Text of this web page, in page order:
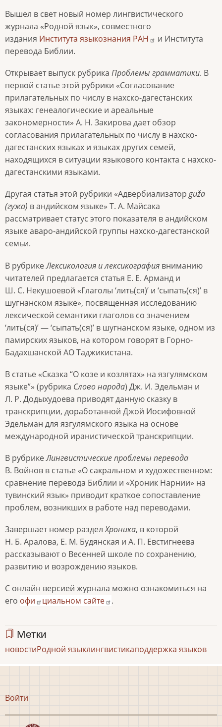
Вышел в свет новый номер лингвистического
журнала «Родной язык», совместного
издания Института языкознания РАН
и Института
перевода Библии.
Открывает выпуск рубрика Проблемы грамматики. В
первой статье этой рубрики «Согласование
прилагательных по числу в нахско-дагестанских
языках: генеалогические и ареальные
закономерности» А. Н. Закирова дает обзор
согласования прилагательных по числу в нахско-
дагестанских языках и языках других семей,
находящихся в ситуации языкового контакта с нахско-
дагестанскими языками.
Другая статья этой рубрики «Адвербиализатор guža
(гужа) в андийском языке» Т. А. Майсака
рассматривает статус этого показателя в андийском
языке аваро-андийской группы нахско-дагестанской
семьи.
В рубрикеЛексикология и лексикография вниманию
читателей предлагается статья Е. Е. Арманд и
Ш. С. Некушоевой «Глаголы ‘лить(ся)’ и ‘сыпать(ся)’ в
шугнанском языке», посвященная исследованию
лексической семантики глаголов со значением
‘лить(ся)’ — ‘сыпать(ся)’ в шугнанском языке, одном из
памирских языков, на котором говорят в Горно-
Бадахшанской АО Таджикистана.
В статье «Сказка “О козе и козлятах» на язгулямском
языке”» (рубрика Слово народа) Дж. И. Эдельман и
Л. Р. Додыхудоева приводят данную сказку в
транскрипции, доработанной Джой Иосифовной
Эдельман для язгулямского языка на основе
международной иранистической транскрипции.
В рубрикеЛингвистические проблемы перевода
В. Войнов в статье «О сакральном и художественном:
сравнение перевода Библии и «Хроник Нарнии» на
тувинский язык» приводит краткое сопоставление
проблем, возникших в работе над переводами.
Завершает номер разделХроника, в которой
Н. Б. Аралова, Е. М. Будянская и А. П. Евстигнеева
рассказывают о Весенней школе по сохранению,
развитию и возрождению языков.
С онлайн версией журнала можно ознакомиться на
его офи циальном сайте .
Метки
новостиРодной языклингвистикаподдержка языков
Меню
записи
Войти